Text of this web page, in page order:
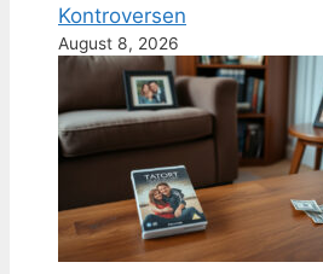
Kontroversen
August 8, 2026